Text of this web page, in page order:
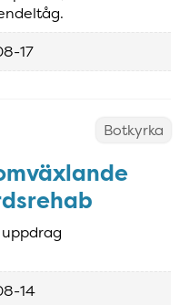
17
Botkyrka
14